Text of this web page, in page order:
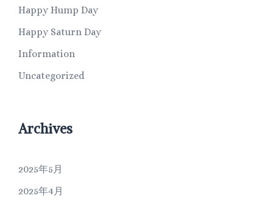
Happy Hump Day
Happy Saturn Day
Information
Uncategorized
Archives
2025年5月
2025年4月